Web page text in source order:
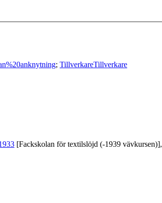
; TillverkareTillverkare
[Fackskolan för textilslöjd (-1939 vävkursen)],